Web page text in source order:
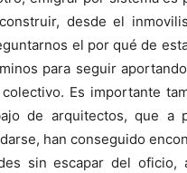
desde el
el por qué de
para seguir
Es importante
de arquitectos, que a
han conseguido
sin escapar del oficio,